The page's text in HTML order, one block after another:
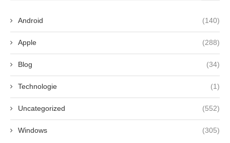
Android (140)
Apple (288)
Blog (34)
Technologie (1)
Uncategorized (552)
Windows (305)